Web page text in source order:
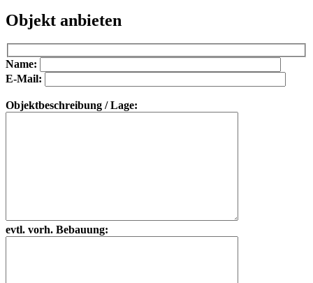
Objekt anbieten
Bitte lasse dieses Feld leer.
Bitte lasse dieses Feld leer.
Name:
E-Mail:
Objektbeschreibung / Lage:
evtl. vorh. Bebauung: